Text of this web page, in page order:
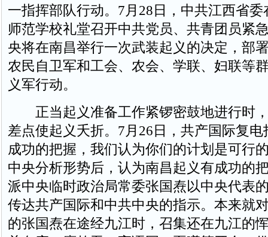
一指挥部队行动。7月28日，中共江西省
师范学校礼堂召开中共党员、共青团员紧
央将在南昌举行一次武装起义的决定，部
农民自卫军和工会、农会、学联、妇联等
义军行动。
正当起义准备工作紧锣密鼓地进行时
差点使起义夭折。7月26日，共产国际复电
成功的把握，我们认为你们的计划是可行
中央分析形势后，认为南昌起义有成功的
派中央临时政治局常委张国焘以中央代表
传达共产国际和中共中央的指示。本来就
的张国焘在途经九江时，召集还在九江的